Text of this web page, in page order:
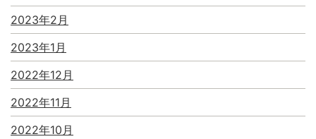
2023年2月
2023年1月
2022年12月
2022年11月
2022年10月